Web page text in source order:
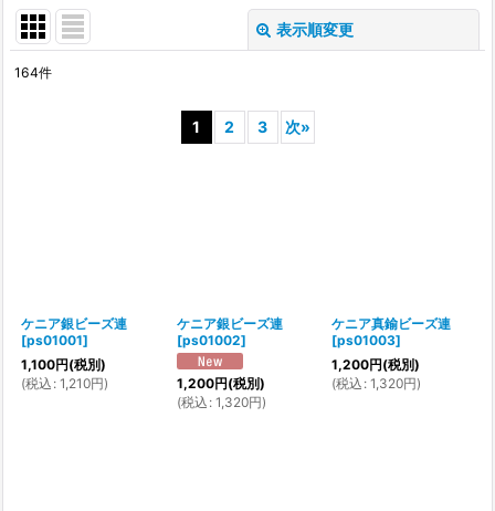
表示順変更
164件
1 2 3 次»
ケニア銀ビーズ連
[ps01001]
1,100円(税別)
(税込 : 1,210円)
ケニア銀ビーズ連
[ps01002]
1,200円(税別)
(税込 : 1,320円)
ケニア真鍮ビーズ連
[ps01003]
1,200円(税別)
(税込 : 1,320円)